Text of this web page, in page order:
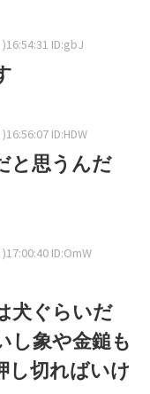
ID:gbJ
ID:HDW
と思うんだ
ID:OmW
犬ぐらいだ
し象や金鎚も
し切ればいけ